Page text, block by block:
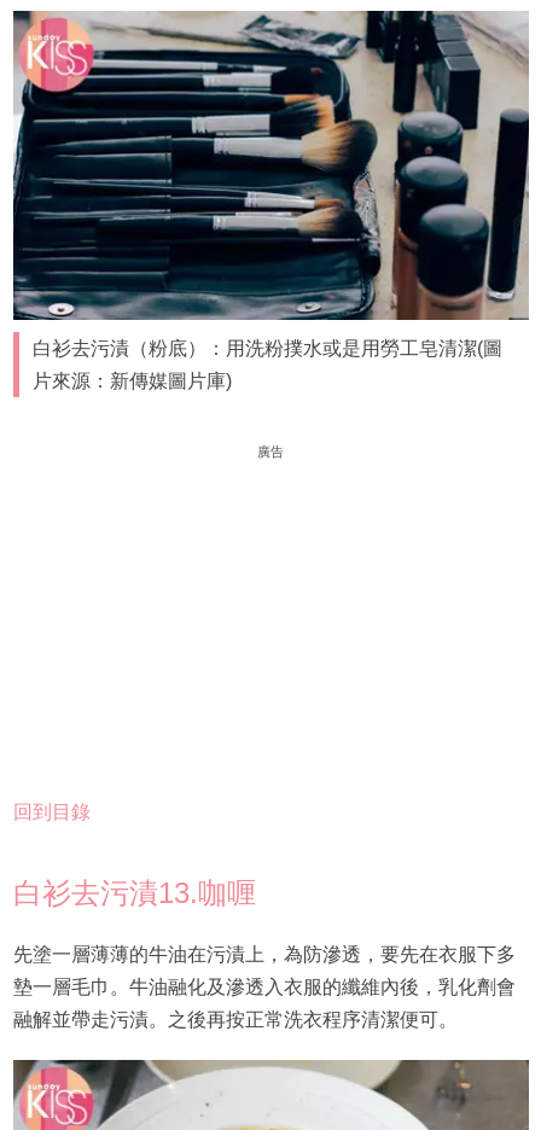
白衫去污漬（粉底）：用洗粉撲水或是用勞工皂清潔(圖
片來源：新傳媒圖片庫)
廣告
回到目錄
白衫去污漬13.咖喱
先塗一層薄薄的牛油在污漬上，為防滲透，要先在衣服下多
墊一層毛巾。牛油融化及滲透入衣服的纖維內後，乳化劑會
融解並帶走污漬。之後再按正常洗衣程序清潔便可。